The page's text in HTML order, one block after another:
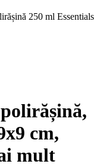
cm,
mult